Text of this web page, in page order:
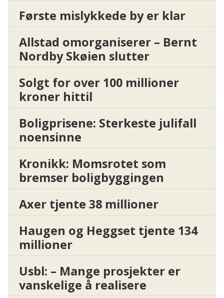
Første mislykkede by er klar
Allstad omorganiserer – Bernt
Nordby Skøien slutter
Solgt for over 100 millioner
kroner hittil
Boligprisene: Sterkeste julifall
noensinne
Kronikk: Momsrotet som
bremser boligbyggingen
Axer tjente 38 millioner
Haugen og Heggset tjente 134
millioner
Usbl: – Mange prosjekter er
vanskelige å realisere